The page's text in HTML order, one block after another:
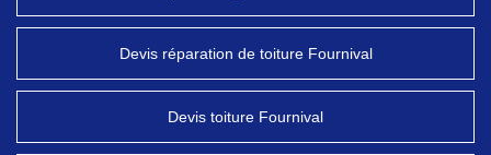
Devis réparation de toiture Fournival
Devis toiture Fournival